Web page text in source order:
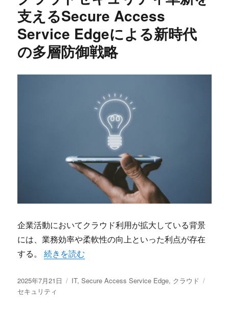
支えるSecure Access
Service Edgeによる新時代
の多層防御戦略
企業活動においてクラウド利用が拡大している背景
には、業務効率や柔軟性の向上といった利点が存在
する。“クラウドセキュリティ革新を支えるSecure
続きを読む
投
稿
2025年7月21日
カ
IT,Secure Access Service Edge, クラウド
セキュリティ